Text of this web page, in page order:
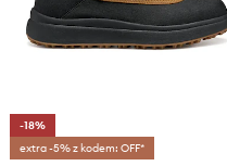
-18%
extra -5% z kodem: OFF*